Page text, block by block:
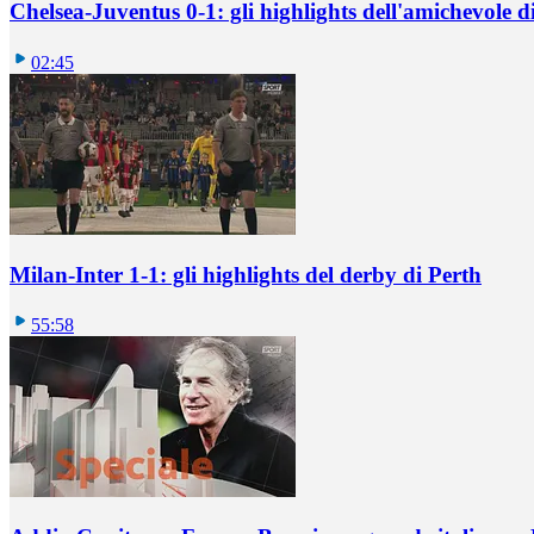
Chelsea-Juventus 0-1: gli highlights dell'amichevole
02:45
Milan-Inter 1-1: gli highlights del derby di Perth
55:58